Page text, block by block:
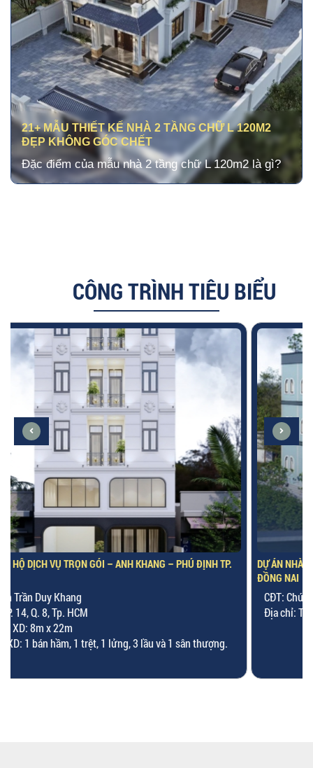
21+ MẪU THIẾT KẾ NHÀ 2 TẦNG CHỮ L 120M2
ĐẸP KHÔNG GÓC CHẾT
Đặc điểm của mẫu nhà 2 tầng chữ L 120m2 là gì?
CÔNG TRÌNH TIÊU BIỂU
DỰ ÁN NHÀ NGHỈ DƯỠNG CÁC CỰU CHIẾN BINH – CHÚ HỮU –
CĐT: Chú Hữu
Địa chỉ: Tổ 54, xã Tân Tiến, tỉnh Đồng Nai (Bình Phước cũ)